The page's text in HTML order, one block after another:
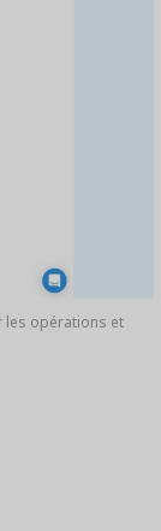
les opérations et